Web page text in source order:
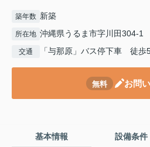
築年数 新築
所在地 沖縄県うるま市字川田304-1
交通 「与那原」バス停下車 徒歩
無料 お問
基本情報 設備条件